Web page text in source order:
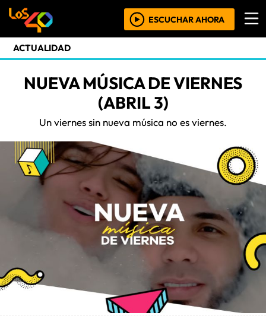
ESCUCHAR AHORA
ACTUALIDAD
NUEVA MÚSICA DE VIERNES
(ABRIL 3)
Un viernes sin nueva música no es viernes.